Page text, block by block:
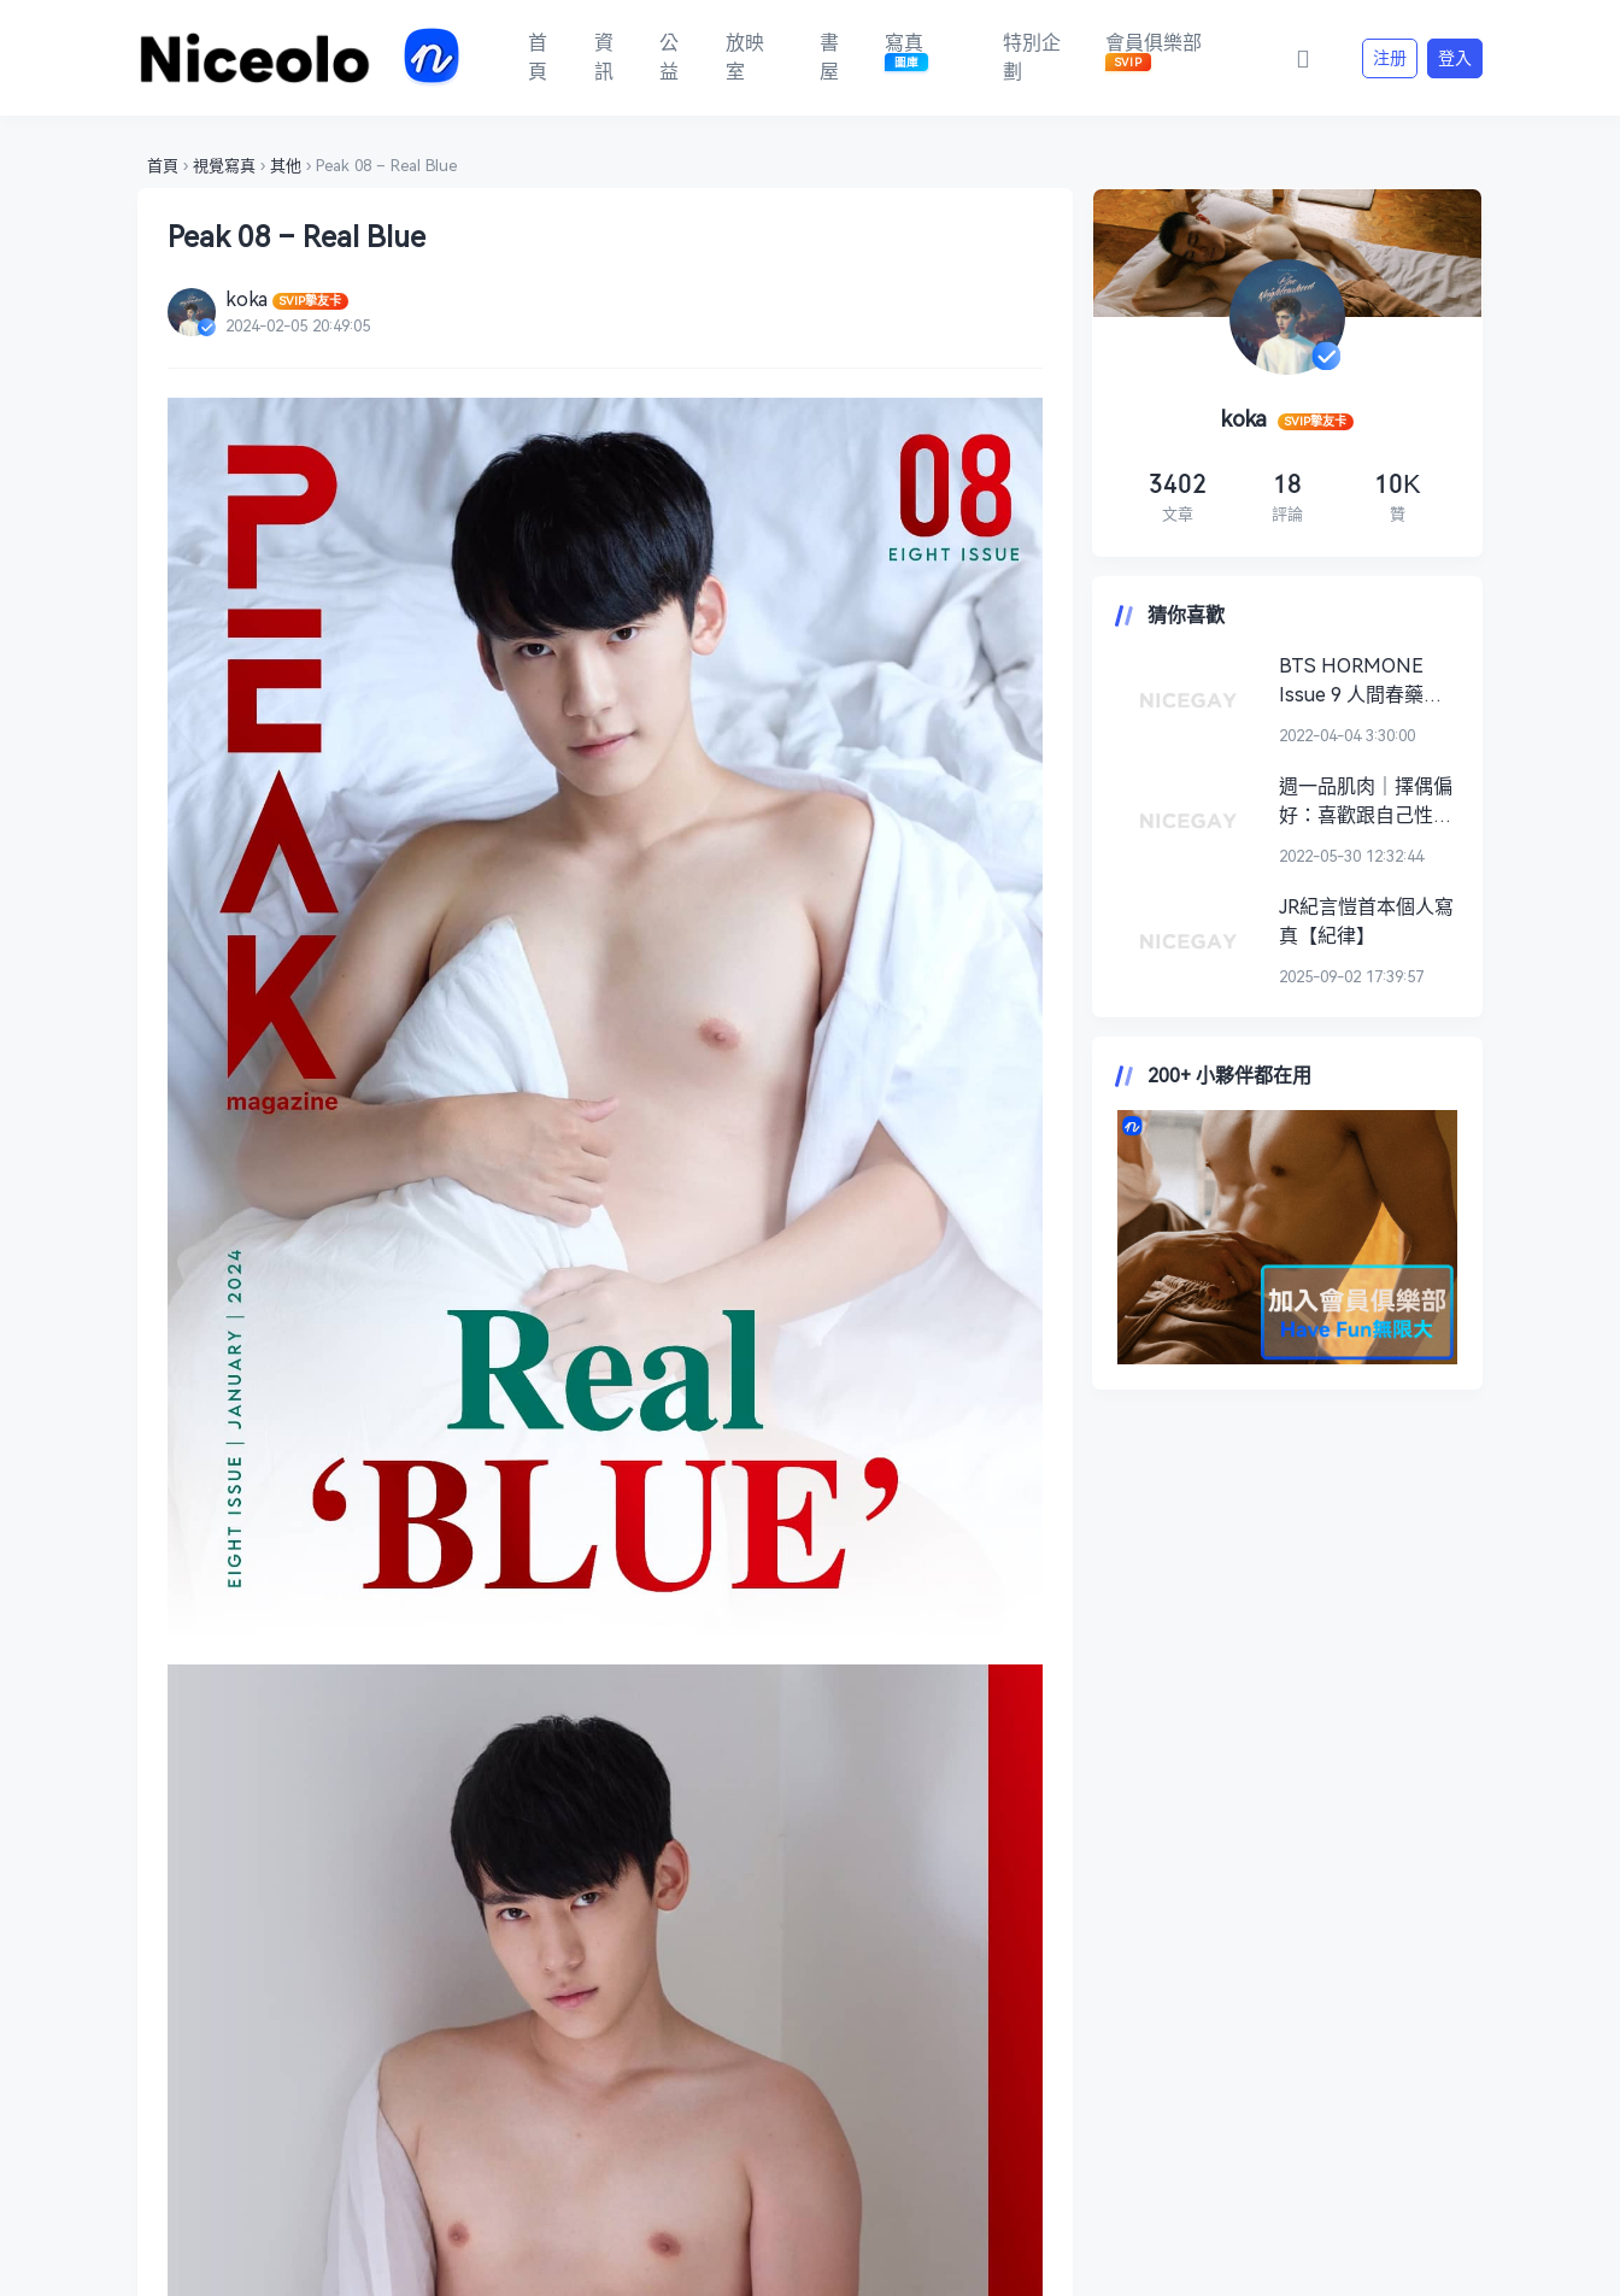
首
頁
資
訊
公
益
放映
室
書
屋
寫真
圖庫
特別企
劃
會員俱樂部
SVIP 注册 登入
首頁 › 視覺寫真 › 其他 › Peak 08 – Real Blue
Peak 08 – Real Blue
koka SVIP摯友卡
2024-02-05 20:49:05
koka SVIP摯友卡
3402
文章
18
評論
10K
贊
猜你喜歡
BTS HORMONE
Issue 9 人間春藥硬
核體育生阿達
2022-04-04 3:30:00
週一品肌肉｜擇偶偏
好：喜歡跟自己性格
相反的男生！ 懂健身
生： DJ Davids
2022-05-30 12:32:44
JR紀言愷首本個人寫
真【紀律】
2025-09-02 17:39:57
200+ 小夥伴都在用